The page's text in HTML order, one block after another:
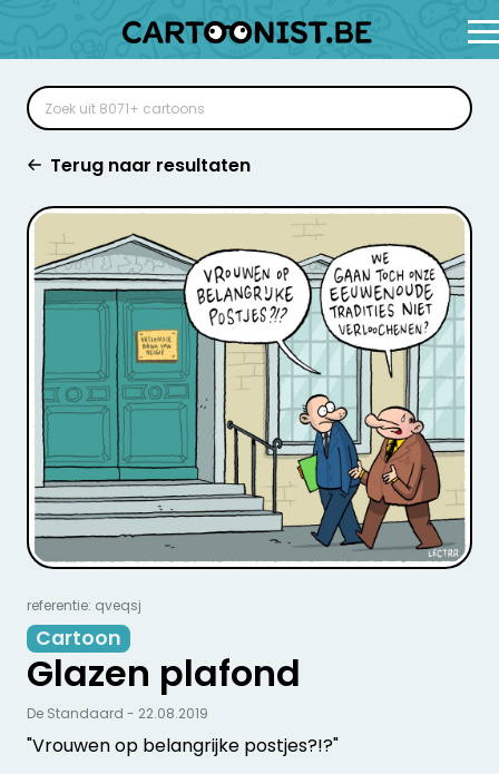
Terug naar resultaten
referentie: qveqsj
Cartoon
Glazen plafond
"Vrouwen op belangrijke postjes?!?"
De Standaard - 22.08.2019